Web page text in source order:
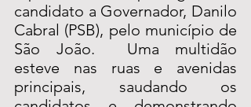
candidato a Governador, Danilo
Cabral (PSB), pelo município de
São João.  Uma multidão
esteve nas ruas e avenidas
principais, saudando os